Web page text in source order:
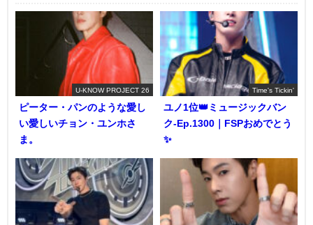
U-KNOW PROJECT 26
ピーター・パンのような愛し
い愛しいチョン・ユンホさ
ま。
Time's Tickin'
ユノ1位👑ミュージックバン
ク-Ep.1300｜FSPおめでとう
✨️